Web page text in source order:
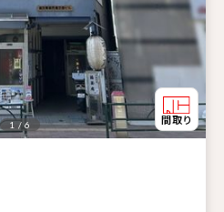
1 / 6